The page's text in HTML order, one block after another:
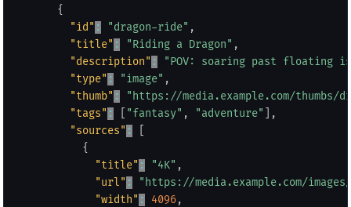
{
"id" : "dragon-ride" ,
"title" : "Riding a Dragon" ,
"description" :
"POV: soaring past floating
"type" : "image" ,
"thumb" :
"https://media.example.com/thumbs/
"tags" : "fantasy" , "adventure"
,
"sources" :
{
"title" : "4K" ,
"url" :
"https://media.example.com/
"width" : 4096,